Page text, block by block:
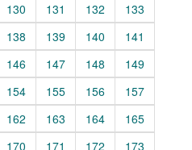
130 131 132
133
138 139 140
141
146 147 148
149
154 155 156
157
162 163 164
165
170 171 172
173